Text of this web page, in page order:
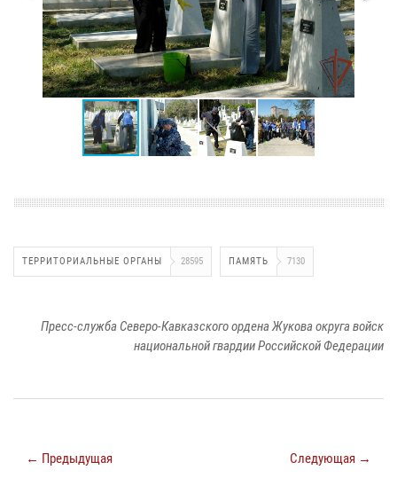
ТЕРРИТОРИАЛЬНЫЕ ОРГАНЫ 28595 ПАМЯТЬ 7130
Пресс-служба Северо-Кавказского ордена Жукова округа войск
национальной гвардии Российской Федерации
← Предыдущая Следующая →